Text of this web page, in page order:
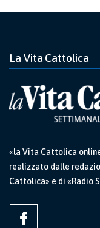
La Vita Cattolica
«la Vita Cattolica
realizzato dalle
Cattolica» e di «Radio